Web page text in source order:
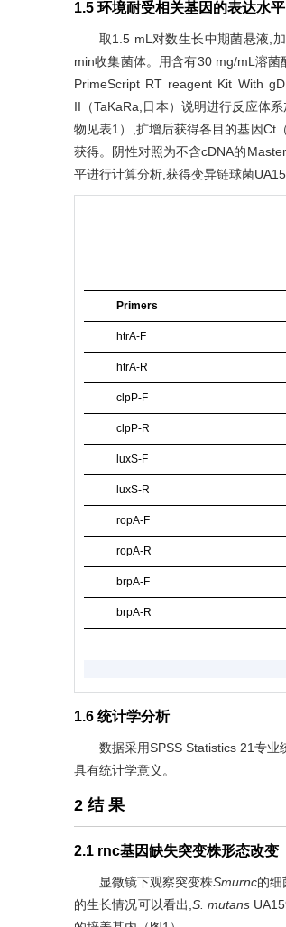
1.5 环境耐受相关基因的表达水平
取1.5 mL对数生长中期菌悬液,
min收集菌体。用含有30 mg/mL溶
PrimeScript RT reagent Kit With
II（TaKaRa,日本）说明进行反应体
物见表1 ）,扩增后获得各目的基因Ct
获得。阴性对照为不含cDNA的
平进行计算分析,获得变异链球菌
Primers
htrA-F
htrA-R
clpP-F
clpP-R
luxS-F
luxS-R
ropA-F
ropA-R
brpA-F
brpA-R
1.6 统计学分析
数据采用SPSS Statistics 21专
具有统计学意义。
2 结 果
2.1 rnc基因缺失突变株形态改变
显微镜下观察突变株Smurnc的细
的生长情况可以看出, S. mutans